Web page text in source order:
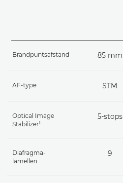
Brandpuntsafstand 85 mm
AF-type STM
Optical Image
Stabilizer1
5-stops
Diafragma-
lamellen
9